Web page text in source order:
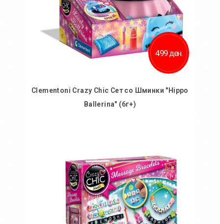
499 ден.
Clementoni Crazy Chic Сет со Шминки "Hippo
Ballerina" (6г+)
Додај во желби
Додај за споредба